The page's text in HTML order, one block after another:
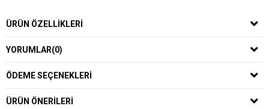
ÜRÜN ÖZELLIKLERI
YORUMLAR(0)
ÖDEME SEÇENEKLERI
ÜRÜN ÖNERILERI